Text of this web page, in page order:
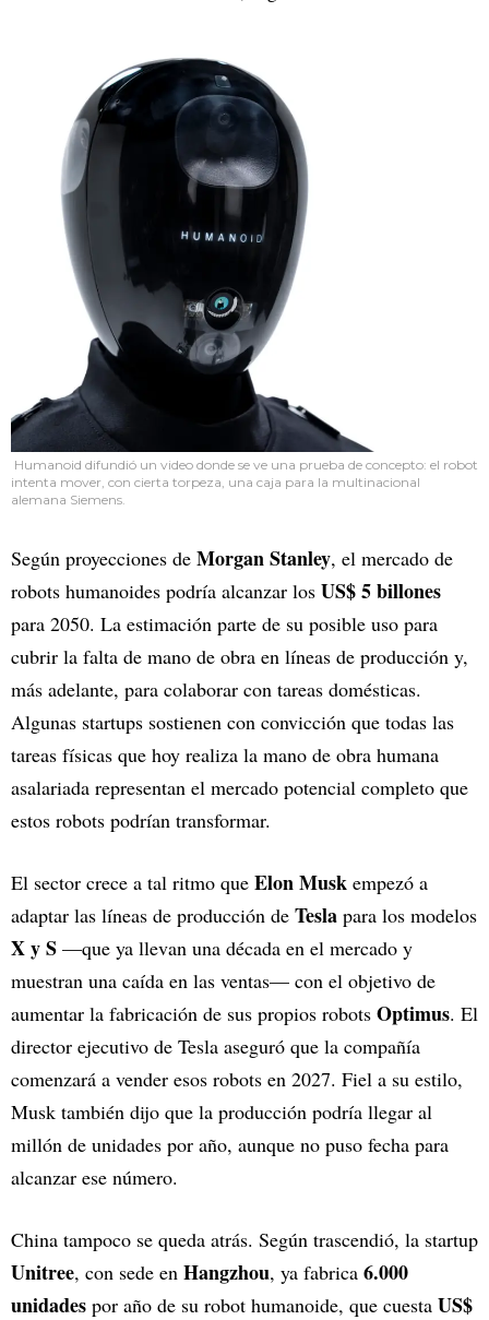
Humanoid difundió un video donde se ve una prueba de concepto: el robot
intenta mover, con cierta torpeza, una caja para la multinacional
alemana Siemens.
Según proyecciones de Morgan Stanley, el mercado de
robots humanoides podría alcanzar los US$ 5 billones
para 2050. La estimación parte de su posible uso para
cubrir la falta de mano de obra en líneas de producción y,
más adelante, para colaborar con tareas domésticas.
Algunas startups sostienen con convicción que todas las
tareas físicas que hoy realiza la mano de obra humana
asalariada representan el mercado potencial completo que
estos robots podrían transformar.
El sector crece a tal ritmo que Elon Musk empezó a
adaptar las líneas de producción de Tesla para los modelos
X y S —que ya llevan una década en el mercado y
muestran una caída en las ventas— con el objetivo de
aumentar la fabricación de sus propios robots Optimus. El
director ejecutivo de Tesla aseguró que la compañía
comenzará a vender esos robots en 2027. Fiel a su estilo,
Musk también dijo que la producción podría llegar al
millón de unidades por año, aunque no puso fecha para
alcanzar ese número.
China tampoco se queda atrás. Según trascendió, la startup
Unitree, con sede en Hangzhou, ya fabrica 6.000
unidades por año de su robot humanoide, que cuesta US$